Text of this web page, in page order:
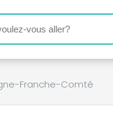
Franche-Comté